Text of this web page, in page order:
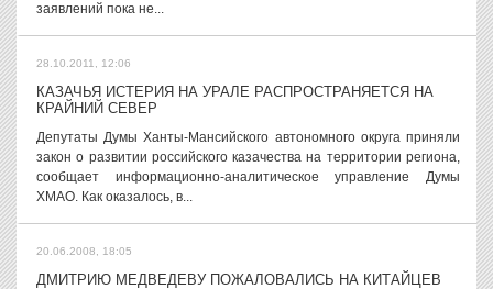
заявлений пока не...
28.10.2011, 12:06
КАЗАЧЬЯ ИСТЕРИЯ НА УРАЛЕ РАСПРОСТРАНЯЕТСЯ НА
КРАЙНИЙ СЕВЕР
Депутаты Думы Ханты-Мансийского автономного округа приняли
закон о развитии российского казачества на территории региона,
сообщает информационно-аналитическое управление Думы
ХМАО. Как оказалось, в...
20.06.2008, 18:05
ДМИТРИЮ МЕДВЕДЕВУ ПОЖАЛОВАЛИСЬ НА КИТАЙЦЕВ